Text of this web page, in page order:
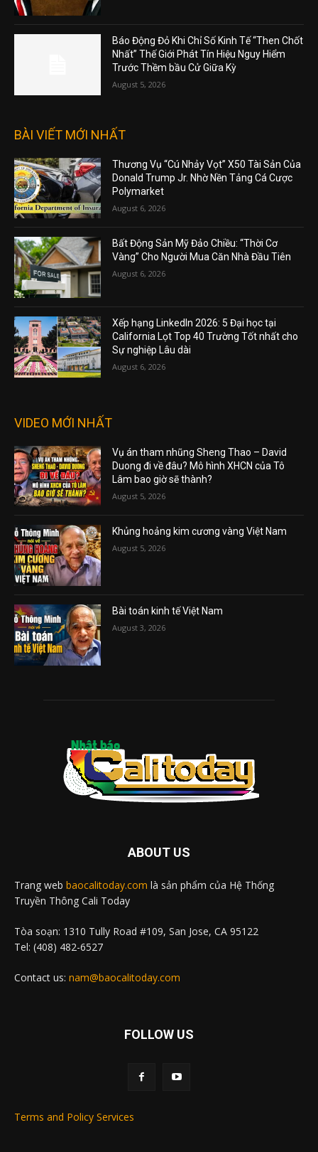
Báo Động Đỏ Khi Chỉ Số Kinh Tế “Then Chốt
Nhất” Thế Giới Phát Tín Hiệu Nguy Hiểm
Trước Thềm bầu Cử Giữa Kỳ
August 5, 2026
BÀI VIẾT MỚI NHẤT
Thương Vụ “Cú Nhảy Vọt” X50 Tài Sản Của
Donald Trump Jr. Nhờ Nền Tảng Cá Cược
Polymarket
August 6, 2026
Bất Động Sản Mỹ Đảo Chiều: “Thời Cơ
Vàng” Cho Người Mua Căn Nhà Đầu Tiên
August 6, 2026
Xếp hạng LinkedIn 2026: 5 Đại học tại
California Lọt Top 40 Trường Tốt nhất cho
Sự nghiệp Lâu dài
August 6, 2026
VIDEO MỚI NHẤT
Vụ án tham nhũng Sheng Thao – David
Duong đi về đâu? Mô hình XHCN của Tô
Lâm bao giờ sẽ thành?
August 5, 2026
Khủng hoảng kim cương vàng Việt Nam
August 5, 2026
Bài toán kinh tế Việt Nam
August 3, 2026
ABOUT US
Trang web baocalitoday.com là sản phẩm của Hệ Thống
Truyền Thông Cali Today
Tòa soạn: 1310 Tully Road #109, San Jose, CA 95122
Tel: (408) 482-6527
Contact us: nam@baocalitoday.com
FOLLOW US
Terms and Policy Services